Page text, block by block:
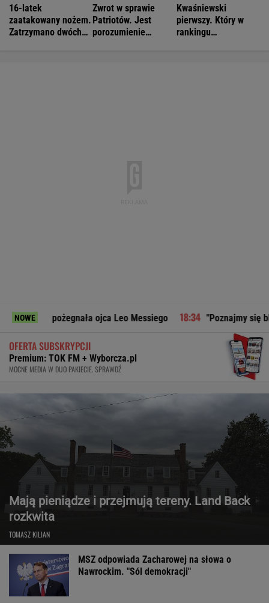
16-latek
zaatakowany nożem.
Zatrzymano dwóch
Zwrot w sprawie
Patriotów. Jest
porozumienie
Kwaśniewski
pierwszy. Który w
rankingu
NOWEojca Leo Messiego "Poznajmy się bliżej". Marta
OFERTA SUBSKRYPCJI
Premium: TOK FM + Wyborcza.pl
MOCNE MEDIA W DUO PAKIECIE. SPRAWDŹ
Mają pieniądze i przejmują tereny. Land Back
rozkwita
TOMASZ KILIAN
MSZ odpowiada Zacharowej na słowa o
Nawrockim. "Sól demokracji"